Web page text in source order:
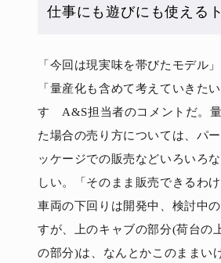
仕事にも遊びにも使える
「今回は現実味を帯びたモデル
「量産化も含めて考えていきた
すゞA&S担当者のコメントだ。
た場合の売り方については、パ
ッケージでの販売などいろいろ
しい。「そのまま販売できるわ
車両の下回りは開発中、検討中
すが、上のキャブの部分(荷台の
の部分)は、なんとかこのままい